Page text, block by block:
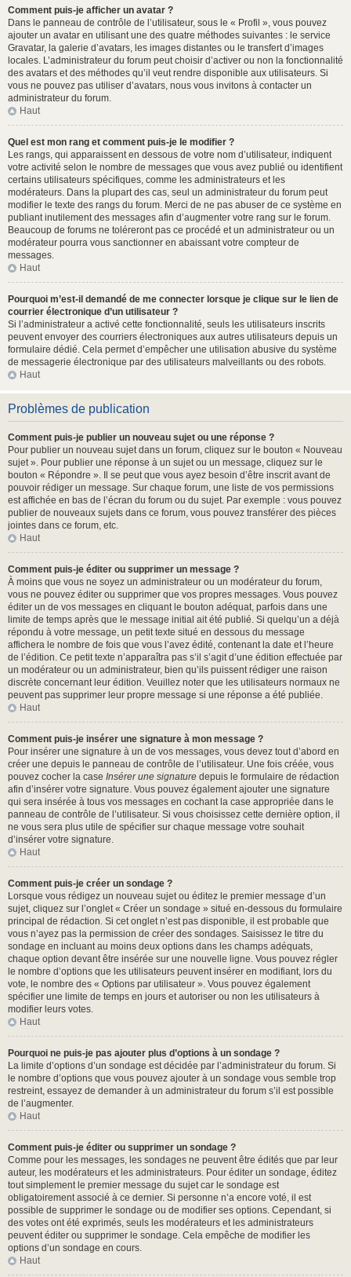
Comment puis-je afficher un avatar ?
Dans le panneau de contrôle de l’utilisateur, sous le « Profil », vous pouvez
ajouter un avatar en utilisant une des quatre méthodes suivantes : le service
Gravatar, la galerie d’avatars, les images distantes ou le transfert d’images
locales. L’administrateur du forum peut choisir d’activer ou non la fonctionnalité
des avatars et des méthodes qu’il veut rendre disponible aux utilisateurs. Si
vous ne pouvez pas utiliser d’avatars, nous vous invitons à contacter un
administrateur du forum.
Haut
Quel est mon rang et comment puis-je le modifier ?
Les rangs, qui apparaissent en dessous de votre nom d’utilisateur, indiquent
votre activité selon le nombre de messages que vous avez publié ou identifient
certains utilisateurs spécifiques, comme les administrateurs et les
modérateurs. Dans la plupart des cas, seul un administrateur du forum peut
modifier le texte des rangs du forum. Merci de ne pas abuser de ce système en
publiant inutilement des messages afin d’augmenter votre rang sur le forum.
Beaucoup de forums ne toléreront pas ce procédé et un administrateur ou un
modérateur pourra vous sanctionner en abaissant votre compteur de
messages.
Haut
Pourquoi m’est-il demandé de me connecter lorsque je clique sur le lien de
courrier électronique d’un utilisateur ?
Si l’administrateur a activé cette fonctionnalité, seuls les utilisateurs inscrits
peuvent envoyer des courriers électroniques aux autres utilisateurs depuis un
formulaire dédié. Cela permet d’empêcher une utilisation abusive du système
de messagerie électronique par des utilisateurs malveillants ou des robots.
Haut
Problèmes de publication
Comment puis-je publier un nouveau sujet ou une réponse ?
Pour publier un nouveau sujet dans un forum, cliquez sur le bouton « Nouveau
sujet ». Pour publier une réponse à un sujet ou un message, cliquez sur le
bouton « Répondre ». Il se peut que vous ayez besoin d’être inscrit avant de
pouvoir rédiger un message. Sur chaque forum, une liste de vos permissions
est affichée en bas de l’écran du forum ou du sujet. Par exemple : vous pouvez
publier de nouveaux sujets dans ce forum, vous pouvez transférer des pièces
jointes dans ce forum, etc.
Haut
Comment puis-je éditer ou supprimer un message ?
À moins que vous ne soyez un administrateur ou un modérateur du forum,
vous ne pouvez éditer ou supprimer que vos propres messages. Vous pouvez
éditer un de vos messages en cliquant le bouton adéquat, parfois dans une
limite de temps après que le message initial ait été publié. Si quelqu’un a déjà
répondu à votre message, un petit texte situé en dessous du message
affichera le nombre de fois que vous l’avez édité, contenant la date et l’heure
de l’édition. Ce petit texte n’apparaîtra pas s’il s’agit d’une édition effectuée par
un modérateur ou un administrateur, bien qu’ils puissent rédiger une raison
discrète concernant leur édition. Veuillez noter que les utilisateurs normaux ne
peuvent pas supprimer leur propre message si une réponse a été publiée.
Haut
Comment puis-je insérer une signature à mon message ?
Pour insérer une signature à un de vos messages, vous devez tout d’abord en
créer une depuis le panneau de contrôle de l’utilisateur. Une fois créée, vous
pouvez cocher la case Insérer une signature depuis le formulaire de rédaction
afin d’insérer votre signature. Vous pouvez également ajouter une signature
qui sera insérée à tous vos messages en cochant la case appropriée dans le
panneau de contrôle de l’utilisateur. Si vous choisissez cette dernière option, il
ne vous sera plus utile de spécifier sur chaque message votre souhait
d’insérer votre signature.
Haut
Comment puis-je créer un sondage ?
Lorsque vous rédigez un nouveau sujet ou éditez le premier message d’un
sujet, cliquez sur l’onglet « Créer un sondage » situé en-dessous du formulaire
principal de rédaction. Si cet onglet n’est pas disponible, il est probable que
vous n’ayez pas la permission de créer des sondages. Saisissez le titre du
sondage en incluant au moins deux options dans les champs adéquats,
chaque option devant être insérée sur une nouvelle ligne. Vous pouvez régler
le nombre d’options que les utilisateurs peuvent insérer en modifiant, lors du
vote, le nombre des « Options par utilisateur ». Vous pouvez également
spécifier une limite de temps en jours et autoriser ou non les utilisateurs à
modifier leurs votes.
Haut
Pourquoi ne puis-je pas ajouter plus d’options à un sondage ?
La limite d’options d’un sondage est décidée par l’administrateur du forum. Si
le nombre d’options que vous pouvez ajouter à un sondage vous semble trop
restreint, essayez de demander à un administrateur du forum s’il est possible
de l’augmenter.
Haut
Comment puis-je éditer ou supprimer un sondage ?
Comme pour les messages, les sondages ne peuvent être édités que par leur
auteur, les modérateurs et les administrateurs. Pour éditer un sondage, éditez
tout simplement le premier message du sujet car le sondage est
obligatoirement associé à ce dernier. Si personne n’a encore voté, il est
possible de supprimer le sondage ou de modifier ses options. Cependant, si
des votes ont été exprimés, seuls les modérateurs et les administrateurs
peuvent éditer ou supprimer le sondage. Cela empêche de modifier les
options d’un sondage en cours.
Haut